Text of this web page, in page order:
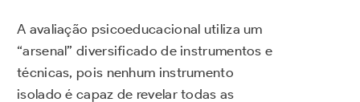
A avaliação psicoeducacional utiliza um
“arsenal” diversificado de instrumentos e
técnicas, pois nenhum instrumento
isolado é capaz de revelar todas as